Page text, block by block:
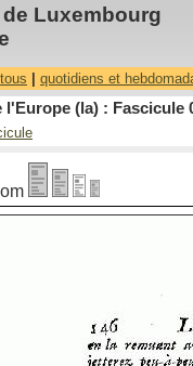
Luxembourg
tous quotidiens et
(la) : Fascicule